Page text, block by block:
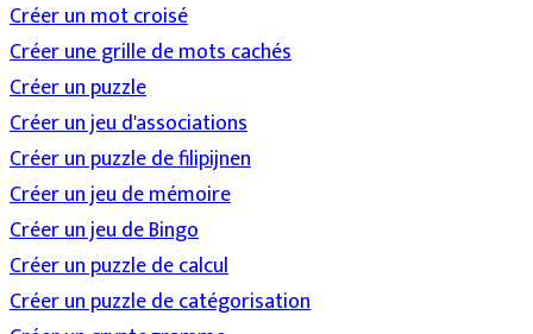
Créer un mot croisé
Créer une grille de mots cachés
Créer un puzzle
Créer un jeu d'associations
Créer un puzzle de filipijnen
Créer un jeu de mémoire
Créer un jeu de Bingo
Créer un puzzle de calcul
Créer un puzzle de catégorisation